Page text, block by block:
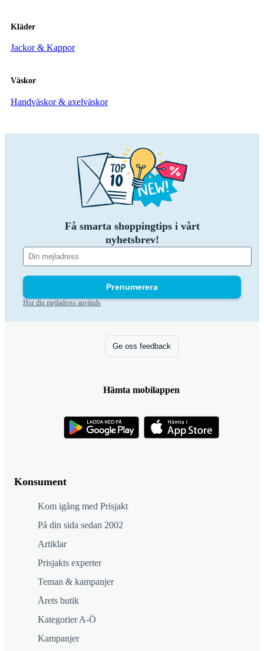
Kläder
Jackor & Kappor
Väskor
Handväskor & axelväskor
Få smarta shoppingtips i vårt
nyhetsbrev!
Prenumerera
Hur din mejladress används
Konsument
Kom igång med Prisjakt
På din sida sedan 2002
Artiklar
Prisjakts experter
Teman & kampanjer
Årets butik
Kategorier A-Ö
Kampanjer
Ge oss feedback
Hämta mobilappen